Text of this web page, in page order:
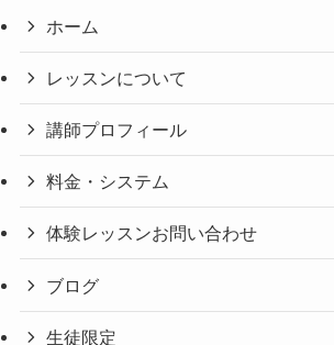
ホーム
レッスンについて
講師プロフィール
料金・システム
体験レッスンお問い合わせ
ブログ
生徒限定